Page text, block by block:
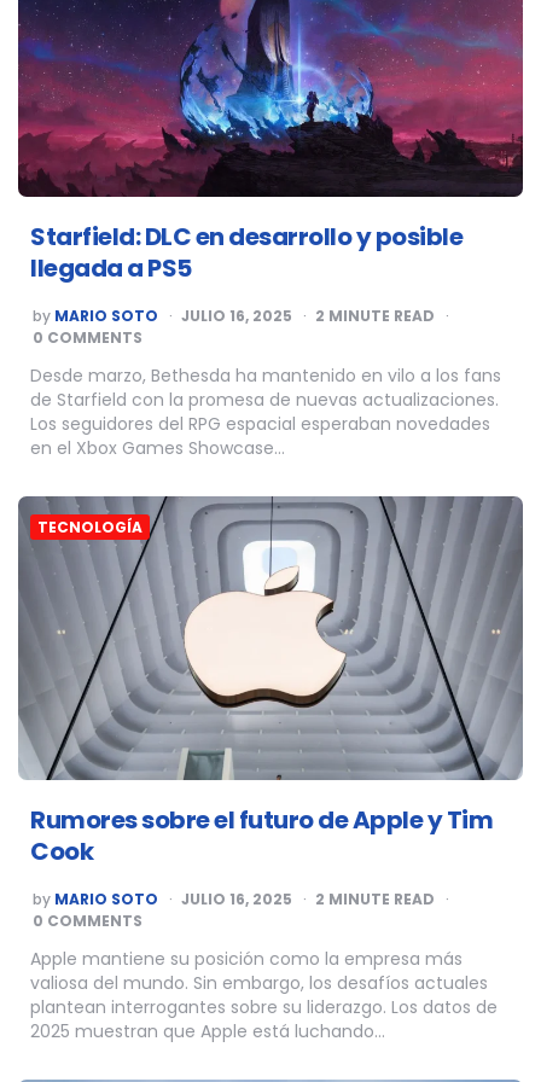
Starfield: DLC en desarrollo y posible
llegada a PS5
POSTED
BY
by MARIO SOTO JULIO 16, 2025 2 MINUTE READ
0 COMMENTS
Desde marzo, Bethesda ha mantenido en vilo a los fans
de Starfield con la promesa de nuevas actualizaciones.
Los seguidores del RPG espacial esperaban novedades
en el Xbox Games Showcase…
TECNOLOGÍA
Rumores sobre el futuro de Apple y Tim
Cook
POSTED
BY
by MARIO SOTO JULIO 16, 2025 2 MINUTE READ
0 COMMENTS
Apple mantiene su posición como la empresa más
valiosa del mundo. Sin embargo, los desafíos actuales
plantean interrogantes sobre su liderazgo. Los datos de
2025 muestran que Apple está luchando…